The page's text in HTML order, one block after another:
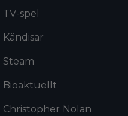
TV-spel
Kändisar
Steam
Bioaktuellt
Christopher Nolan